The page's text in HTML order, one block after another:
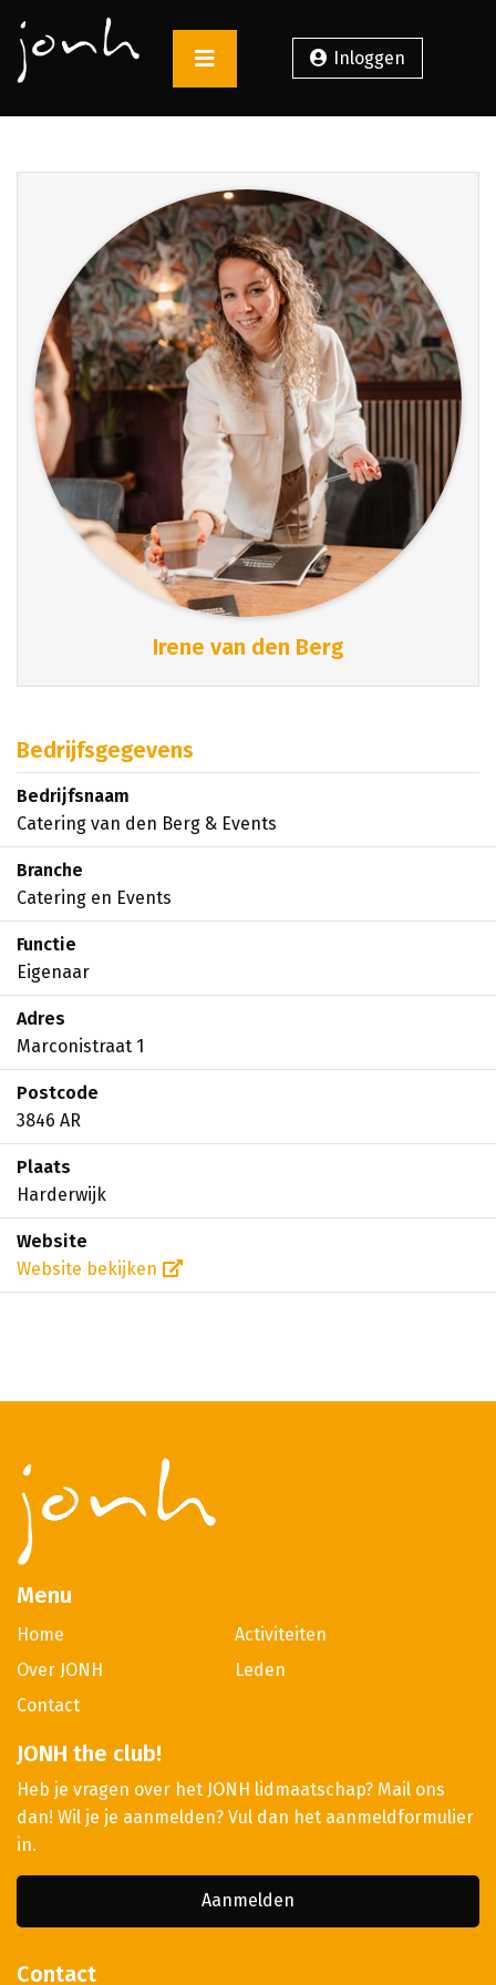
Inloggen
Irene van den Berg
Bedrijfsgegevens
Bedrijfsnaam
Catering van den Berg & Events
Branche
Catering en Events
Functie
Eigenaar
Adres
Marconistraat 1
Postcode
3846 AR
Plaats
Harderwijk
Website
Website bekijken
Menu
Home
Activiteiten
Over JONH
Leden
Contact
JONH the club!
Heb je vragen over het JONH lidmaatschap? Mail ons
dan! Wil je je aanmelden? Vul dan het aanmeldformulier
in.
Aanmelden
Contact